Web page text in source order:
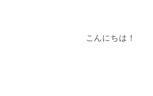
こんにちは！